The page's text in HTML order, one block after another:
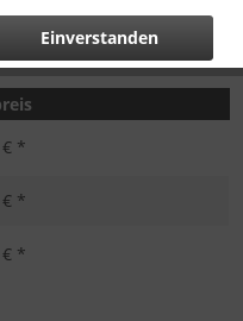
€ *
€ *
€ *
Einverstanden